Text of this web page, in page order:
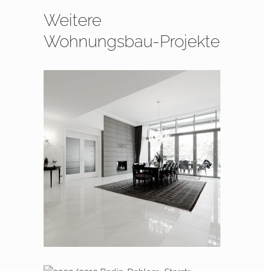
Weitere
Wohnungsbau-Projekte
2007 – 2008 Berlin Dahlem, Am
Hirschsprung